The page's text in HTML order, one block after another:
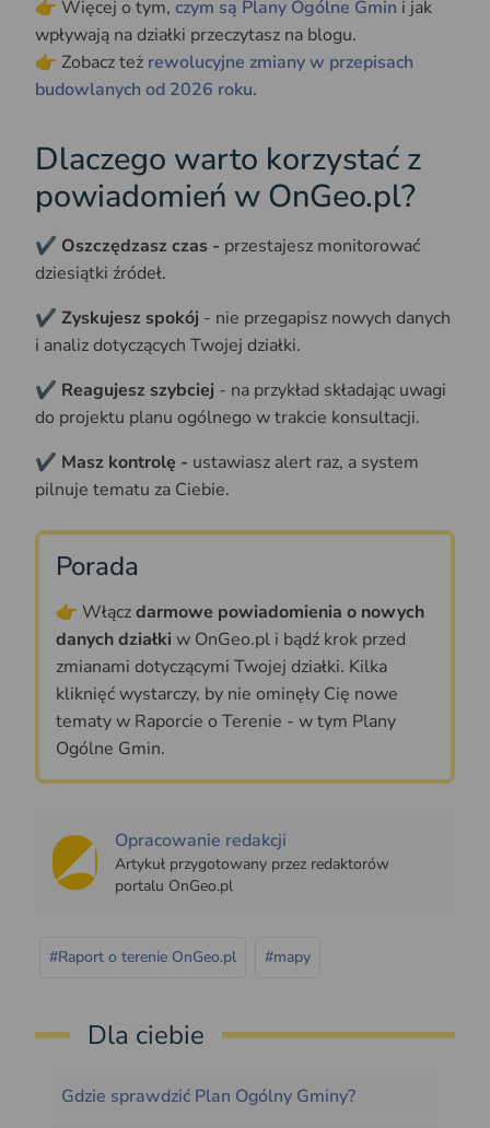
👉 Więcej o tym, czym są Plany Ogólne Gmin i jak
wpływają na działki przeczytasz na blogu.
👉 Zobacz też rewolucyjne zmiany w przepisach
budowlanych od 2026 roku.
Dlaczego warto korzystać z
powiadomień w OnGeo.pl?
✔️ Oszczędzasz czas - przestajesz monitorować
dziesiątki źródeł.
✔️ Zyskujesz spokój - nie przegapisz nowych danych
i analiz dotyczących Twojej działki.
✔️ Reagujesz szybciej - na przykład składając uwagi
do projektu planu ogólnego w trakcie konsultacji.
✔️ Masz kontrolę - ustawiasz alert raz, a system
pilnuje tematu za Ciebie.
Porada
👉 Włączdarmowe powiadomienia o nowych
danych działki w OnGeo.pl i bądź krok przed
zmianami dotyczącymi Twojej działki. Kilka
kliknięć wystarczy, by nie ominęły Cię nowe
tematy w Raporcie o Terenie - w tym Plany
Ogólne Gmin.
Opracowanie redakcji
Artykuł przygotowany przez redaktorów
portalu OnGeo.pl
#Raport o terenie OnGeo.pl #mapy
Dla ciebie
Gdzie sprawdzić Plan Ogólny Gminy?